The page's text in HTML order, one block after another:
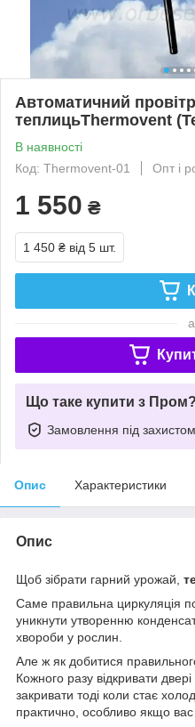
Автоматичний
теплицьThermovent
В наявності
Код: Thermovent-01
Опт і
1 550 ₴
1 450 ₴ від 5 шт.
Що таке купити з Пром?
Замовлення під захистом
Опис Характеристики
Опис
Щоб зібрати гарний урожай,
Саме правильна циркуляція
уникнути утворенню
хвороби у рослин.
Але ж як добитися
Кожного разу відкривати
закривати тоді коли стає
практично, особливо якщо